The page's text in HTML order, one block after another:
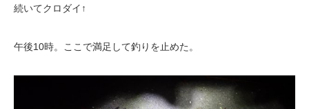
続いてクロダイ↑
午後10時。ここで満足して釣りを止めた。